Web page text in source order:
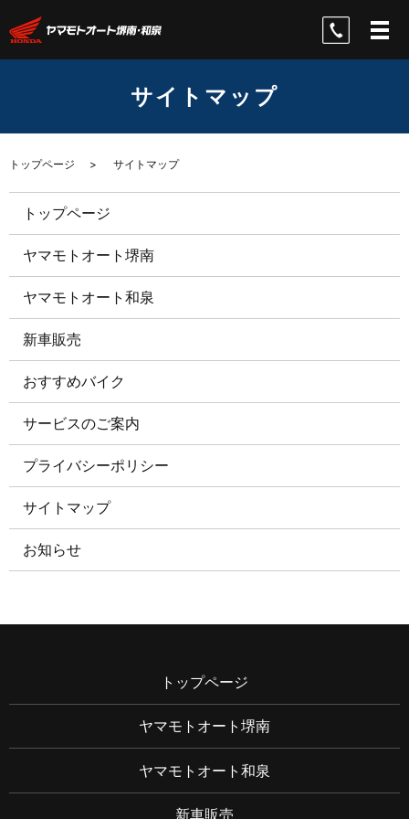
サイトマップ
トップページ サイトマップ
トップページ
ヤマモトオート堺南
ヤマモトオート和泉
新車販売
おすすめバイク
サービスのご案内
プライバシーポリシー
サイトマップ
お知らせ
トップページ
ヤマモトオート堺南
ヤマモトオート和泉
新車販売